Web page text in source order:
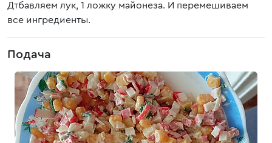
Дтбавляем лук, 1 ложку майонеза. И перемешиваем
все ингредиенты.
Подача